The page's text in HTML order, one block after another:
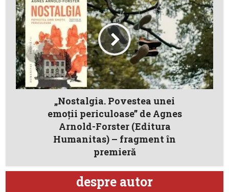
„Nostalgia. Povestea unei
emoții periculoase” de Agnes
Arnold-Forster (Editura
Humanitas) – fragment în
premieră
despre autor